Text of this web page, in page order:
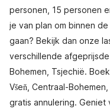
personen, 15 personen
je van plan om binnen
gaan? Bekijk dan onze
verschillende
Bohemen, Tsjechië.
Všeň, Centraal-
gratis annulering.